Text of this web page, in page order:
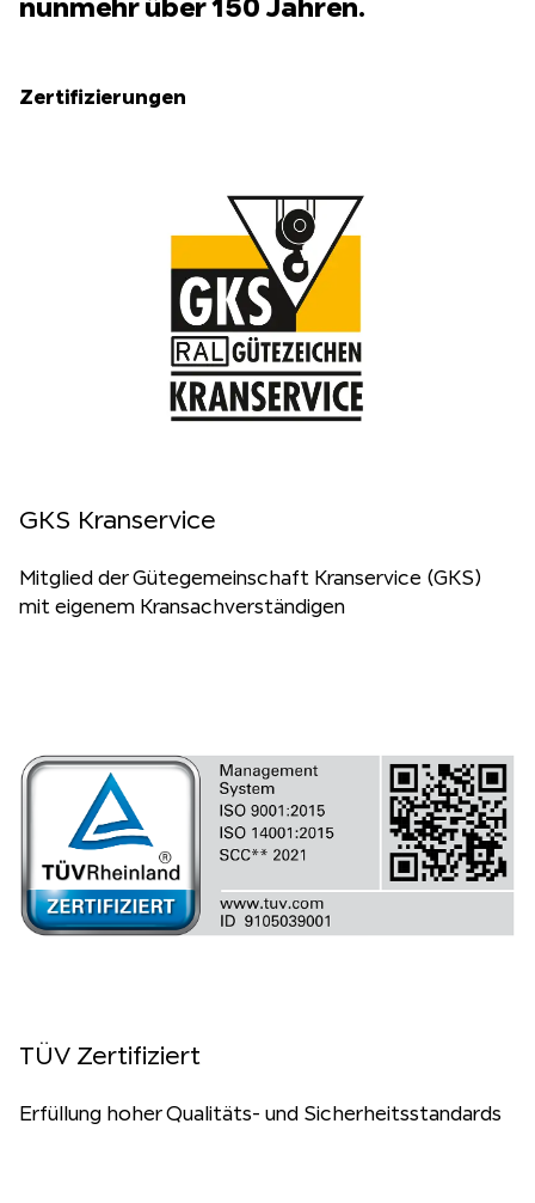
nunmehr über 150 Jahren.
Zertifizierungen
GKS Kranservice
Mitglied der Gütegemeinschaft Kranservice (GKS)
mit eigenem Kransachverständigen
TÜV Zertifiziert
Erfüllung hoher Qualitäts- und Sicherheitsstandards